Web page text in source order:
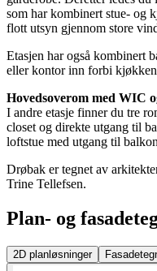
som har kombinert stue- og
flott utsyn gjennom store
Etasjen har også kombinert
eller kontor inn forbi
Hovedsoverom med WIC
I andre etasje finner du tre
closet og direkte utgang til
loftstue med utgang til
Drøbak er tegnet av
Trine Tellefsen.
Plan- og
2D planløsninger